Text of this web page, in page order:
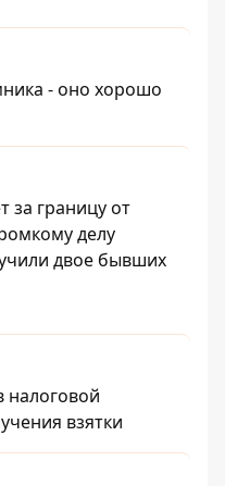
- оно хорошо
за границу от
делу
двое бывших
налоговой
взятки